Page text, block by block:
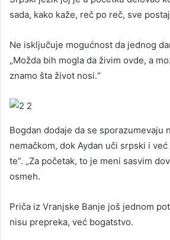
sada, kako kaže, reč po reč, sve
Ne isključuje mogućnost da jednog
„Možda bih mogla da živim ovde, a
znamo šta život nosi.“
Bogdan dodaje da se sporazumevaju
nemačkom, dok Aydan uči srpski i već
te“. „Za početak, to je meni sasvim
osmeh.
Priča iz Vranjske Banje još jednom
nisu prepreka, već bogatstvo.